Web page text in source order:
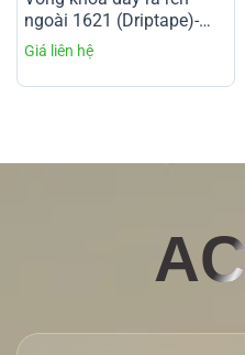
ngoài 1621 (Driptape)-
Male Thread Lock Ring
Coupling for Driptape
AC